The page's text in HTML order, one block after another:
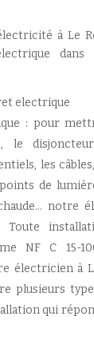
à Le
dans
electrique
: pour
le
les
de
notre
Toute
NF C 15-
électricien à
plusieurs
qui